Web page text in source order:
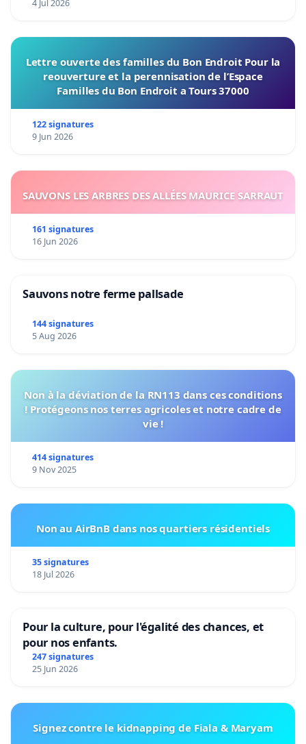
4 Jul 2026
Lettre ouverte des familles du Bon Endroit Pour la
reouverture et la perennisation de l’Espace
Familles du Bon Endroit a Tours 37000
122 signatures
9 Jun 2026
SAUVONS LES ARBRES DES ALLÉES MAURICE SARRAUT
161 signatures
16 Jun 2026
Sauvons notre ferme pallsade
144 signatures
5 Aug 2026
Non à la déviation de la RN113 dans ces conditions
! Protégeons nos terres agricoles et notre cadre de
vie !
414 signatures
9 Nov 2025
Non au AirBnB dans nos quartiers résidentiels
35 signatures
18 Jul 2026
Pour la culture, pour l'égalité des chances, et
pour nos enfants.
247 signatures
25 Jun 2026
Signez contre le kidnapping de Fiala & Maryam